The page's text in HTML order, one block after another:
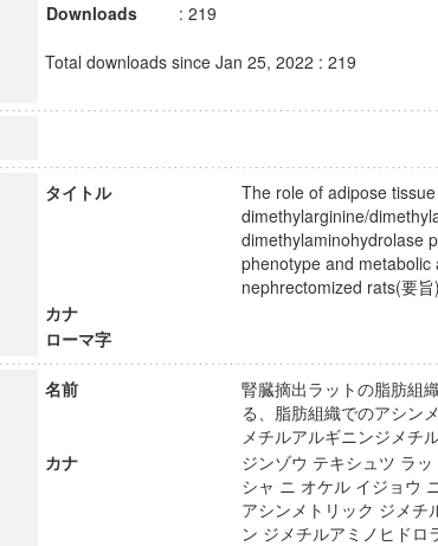
Downloads
: 219
Total downloads since Jan 25, 2022 : 219
タイトル
The role of adipose
dimethylarginine/
dimethylaminohydrolase
phenotype and
nephrectomized rats(要
カナ
ローマ字
名前
腎臓摘出ラットの脂肪組
る、脂肪組織でのアシン
メチルアルギニンジメチ
カナ
ジンゾウ テキシュツ ラ
シャ ニ オケル イジョウ
アシンメトリック ジメチ
ン ジメチルアミノヒド